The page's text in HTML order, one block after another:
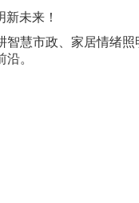
未来！
慧市政、家居情绪
。